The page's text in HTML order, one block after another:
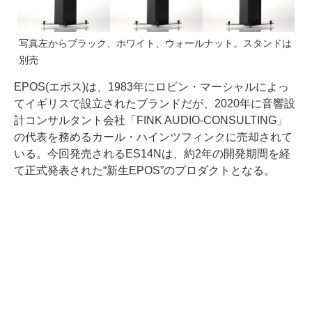
写真左からブラック、ホワイト、ウォールナット。スタンドは
別売
EPOS(エポス)は、1983年にロビン・マーシャルによっ
てイギリスで設立されたブランドだが、2020年に音響設
計コンサルタント会社「FINK AUDIO-CONSULTING」
の代表を務めるカール・ハインツフィンクに売却されて
いる。今回発売されるES14Nは、約2年の開発期間を経
て正式発表された“新生EPOS”のプロダクトとなる。